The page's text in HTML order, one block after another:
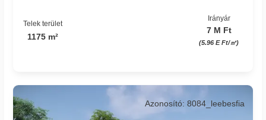
Telek terület
1175 m²
Irányár
7 M Ft
(5.96 E Ft/㎡)
Azonosító: 8084_leebesfia